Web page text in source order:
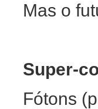
Mas o
Super-
Fótons